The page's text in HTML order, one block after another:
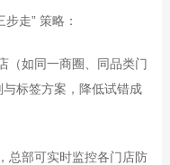
步走” 策略：
（如同一商圈、同品类门
标签方案，降低试错成
总部可实时监控各门店防